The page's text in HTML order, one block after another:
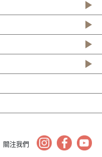
關注我們